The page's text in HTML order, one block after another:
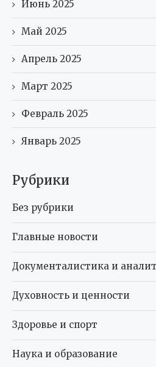
Июнь 2025
Май 2025
Апрель 2025
Март 2025
Февраль 2025
Январь 2025
Рубрики
Без рубрики
Главные новости
Документалистика и
Духовность и ценности
Здоровье и спорт
Наука и образование